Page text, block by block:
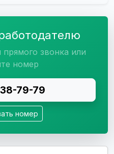
звонка или
номер
79-79
номер